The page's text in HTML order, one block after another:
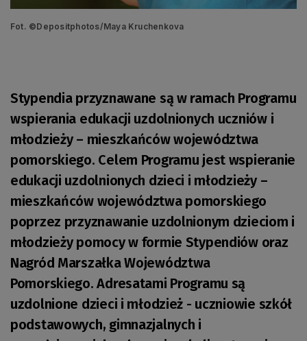
Fot. ©Depositphotos/Maya Kruchenkova
Stypendia przyznawane są w ramach Programu
wspierania edukacji uzdolnionych uczniów i
młodzieży – mieszkańców województwa
pomorskiego. Celem Programu jest wspieranie
edukacji uzdolnionych dzieci i młodzieży –
mieszkańców województwa pomorskiego
poprzez przyznawanie uzdolnionym dzieciom i
młodzieży pomocy w formie Stypendiów oraz
Nagród Marszałka Województwa
Pomorskiego. Adresatami Programu są
uzdolnione dzieci i młodzież - uczniowie szkół
podstawowych, gimnazjalnych i